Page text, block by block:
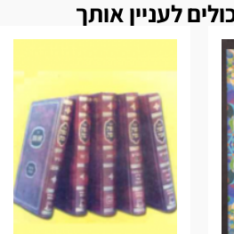
לעניין אותך